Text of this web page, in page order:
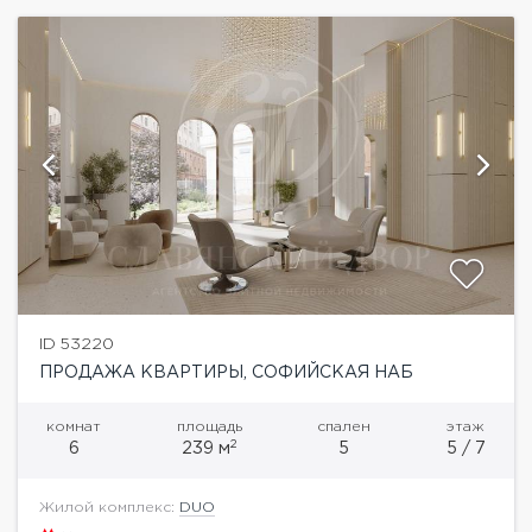
ID 53220
ПРОДАЖА КВАРТИРЫ, СОФИЙСКАЯ НАБ
комнат
6
площадь
239 м2
спален
5
этаж
5 / 7
Жилой комплекс: DUO